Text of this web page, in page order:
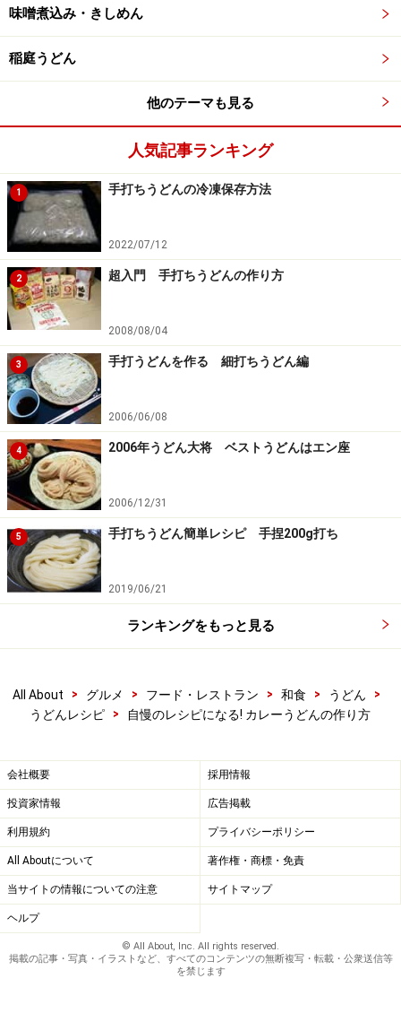
完成
い。
※メニューや料金などのデータは、取材時または記事公開時点で
の内容です。
味噌煮込み・きしめん
稲庭うどん
他のテーマも見る
人気記事ランキング
1 手打ちうどんの冷凍保存方法
2022/07/12
2 超入門 手打ちうどんの作り方
2008/08/04
3 手打うどんを作る 細打ちうどん編
2006/06/08
4 2006年うどん大将 ベストうどんはエン座
2006/12/31
5 手打ちうどん簡単レシピ 手捏200g打ち
2019/06/21
ランキングをもっと見る
All About > グルメ > フード・レストラン > 和食 > うどん
>
うどんレシピ
> 自慢のレシピになる! カレーうどんの作り方
会社概要 採用情報
投資家情報 広告掲載
利用規約 プライバシーポリシー
All Aboutについて 著作権・商標・免責
当サイトの情報についての注意 サイトマップ
ヘルプ
© All About, Inc. All rights reserved.
掲載の記事・写真・イラストなど、すべてのコンテンツの無断複写・転載・公衆送信等
を禁じます